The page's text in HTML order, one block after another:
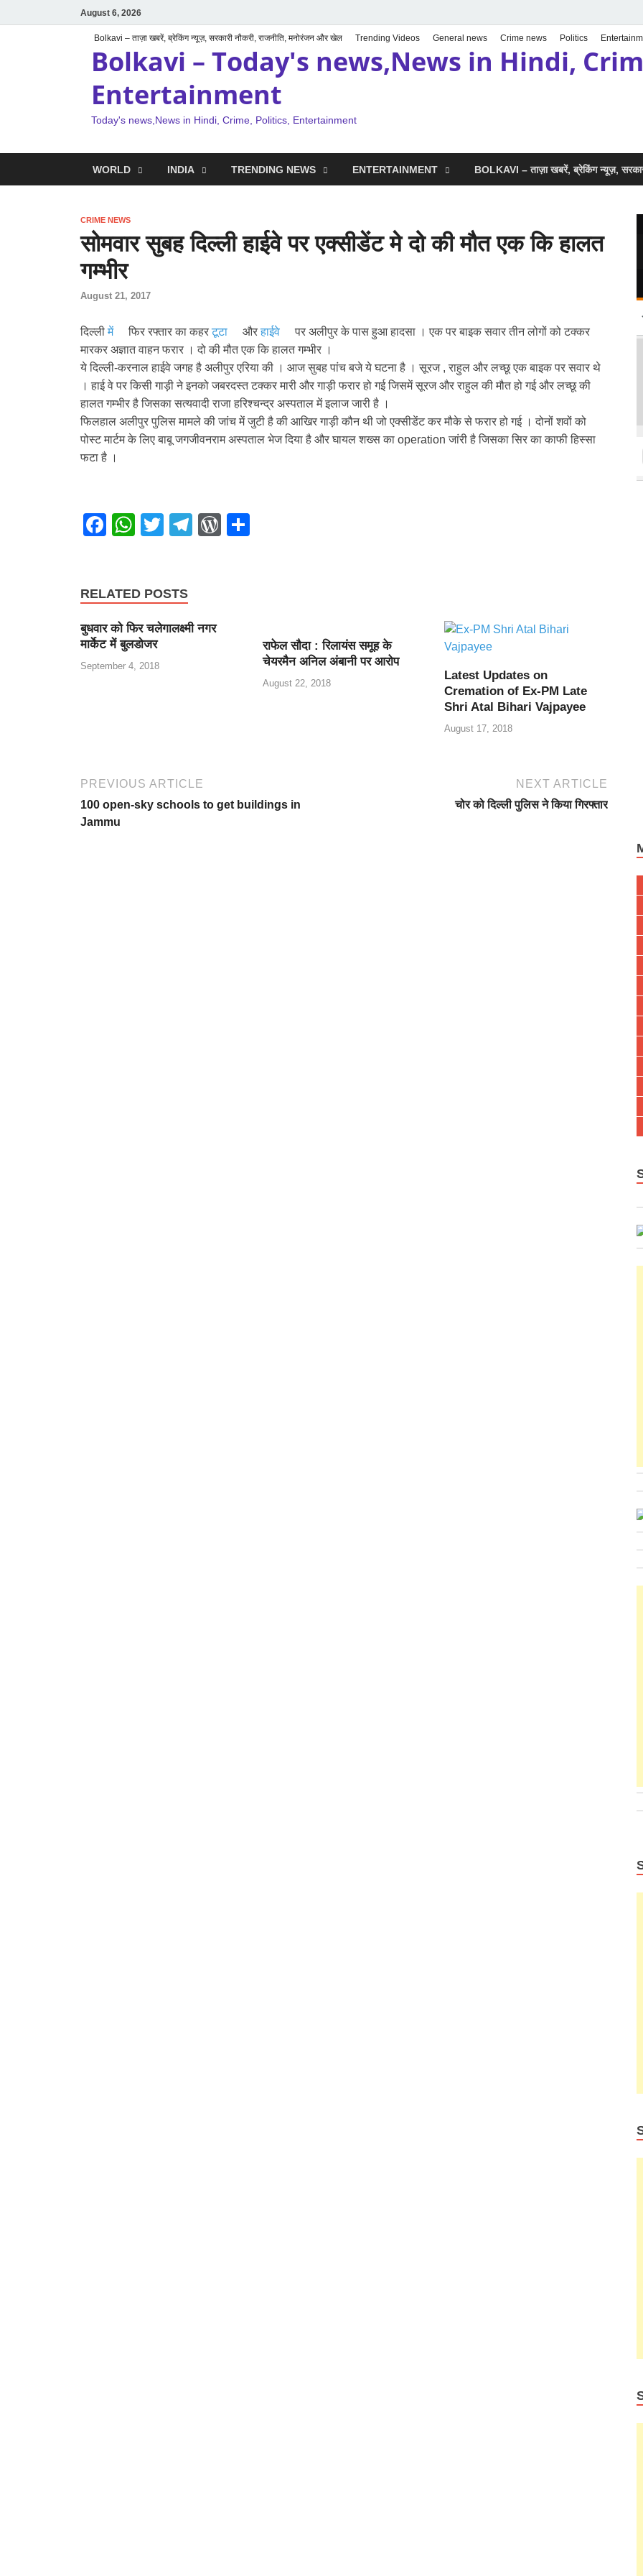
August 6, 2026
Bolkavi – ताज़ा खबरें, ब्रेकिंग न्यूज़, सरकारी नौकरी, राजनीति, मनोरंजन और खेल Trending Videos General news Crime news Politics
Bolkavi – Today's news,News in Hindi,
Entertainment
Today's news,News in Hindi, Crime, Politics, Entertainment
WORLD INDIA TRENDING NEWS ENTERTAINMENT BOLKAVI – ताज़ा खबरें, ब्रेकिंग न्यूज़,
CRIME NEWS
सोमवार सुबह दिल्ली हाईवे पर एक्सीडेंट मे दो की मौत एक कि हालत
गम्भीर
August 21, 2017
दिल्लीमें फिर रफ्तार का कहरटूटा औरहाईवे
पर अलीपुर के पास हुआ हादसा । एक पर बाइक सवार तीन लोगों को टक्कर
मारकर अज्ञात वाहन फरार । दो की मौत एक कि हालत गम्भीर ।
ये दिल्ली-करनाल हाईवे जगह है अलीपुर एरिया की । आज सुबह पांच बजे ये घटना है । सूरज , राहुल और लच्छू एक बाइक पर सवार थे
। हाई वे पर किसी गाड़ी ने इनको जबरदस्त टक्कर मारी और गाड़ी फरार हो गई जिसमें सूरज और राहुल की मौत हो गई और लच्छू की
हालत गम्भीर है जिसका सत्यवादी राजा हरिश्चन्द्र अस्पताल में इलाज जारी है ।
फिलहाल अलीपुर पुलिस मामले की जांच में जुटी है की आखिर गाड़ी कौन थी जो एक्सीडेंट कर मौके से फरार हो गई । दोनों शवों को
पोस्ट मार्टम के लिए बाबू जगजीवनराम अस्पताल भेज दिया है और घायल शख्स का operation जांरी है जिसका सिर का काफी हिस्सा
फटा है ।
F
e
b
o
o
W
s
A
p
p
T
er
T
a
m
W
RELATED POSTS
बुधवार को फिर चलेगालक्ष्मी नगर
मार्केट में बुलडोजर
September 4, 2018
राफेल सौदा : रिलायंस समूह के
चेयरमैन अनिल अंबानी पर आरोप
August 22, 2018
Latest Updates on
Cremation of Ex-PM Late
Shri Atal Bihari Vajpayee
August 17, 2018
PREVIOUS ARTICLE
100 open-sky schools to get buildings in
Jammu
NEXT ARTICLE
चोर को दिल्ली पुलिस ने किया गिरफ्तार